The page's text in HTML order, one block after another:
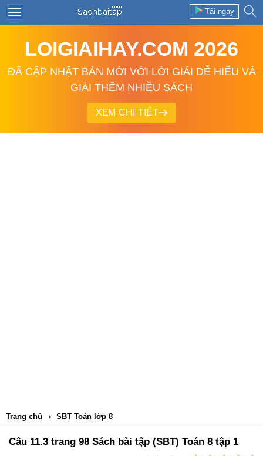
Tải ngay
LOIGIAIHAY.COM 2026
ĐÃ CẬP NHẬT BẢN MỚI VỚI LỜI GIẢI DỄ HIỂU VÀ
GIẢI THÊM NHIỀU SÁCH
XEM CHI TIẾT
Trang chủ SBT Toán lớp 8
Câu 11.3 trang 98 Sách bài tập (SBT) Toán 8 tập 1